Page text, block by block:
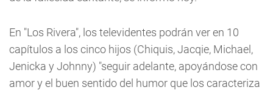
En "Los Rivera", los televidentes podrán ver en 10
capítulos a los cinco hijos (Chiquis, Jacqie, Michael,
Jenicka y Johnny) "seguir adelante, apoyándose con
amor y el buen sentido del humor que los caracteriza